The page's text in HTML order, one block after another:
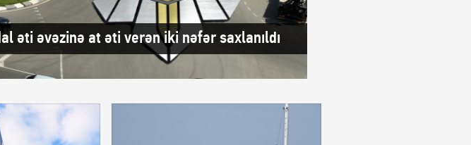
əti əvəzinə at əti verən iki nəfər saxlanıldı